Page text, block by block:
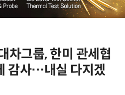
그룹, 한미 관세협
감사…내실 다지겠